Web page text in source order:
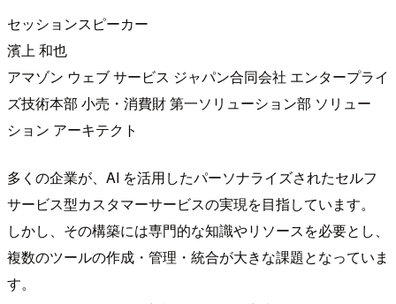
セッションスピーカー
濱上 和也
アマゾン ウェブ サービス ジャパン合同会社 エンタープライ
ズ技術本部 小売・消費財 第一ソリューション部 ソリュー
ション アーキテクト
多くの企業が、AI を活用したパーソナライズされたセルフ
サービス型カスタマーサービスの実現を目指しています。
しかし、その構築には専門的な知識やリソースを必要とし、
複数のツールの作成・管理・統合が大きな課題となっていま
す。